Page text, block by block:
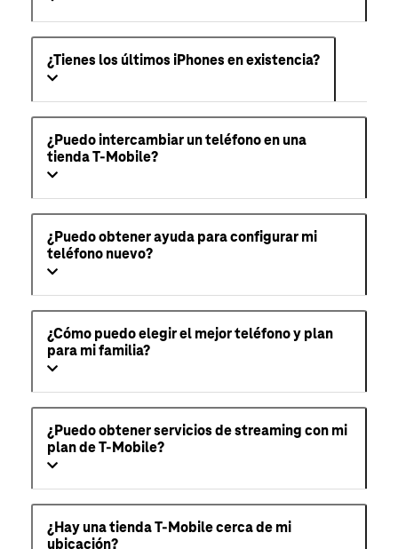
¿Tienes los últimos iPhones en existencia?
¿Puedo intercambiar un teléfono en una
tienda T-Mobile?
¿Puedo obtener ayuda para configurar mi
teléfono nuevo?
¿Cómo puedo elegir el mejor teléfono y plan
para mi familia?
¿Puedo obtener servicios de streaming con mi
plan de T-Mobile?
¿Hay una tienda T-Mobile cerca de mi
ubicación?